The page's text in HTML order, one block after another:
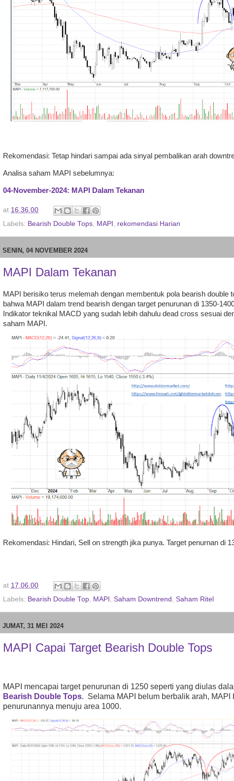
Rekomendasi: Tetap hindari sampai ada sinyal pembalikan arah
Analisa saham MAPI sebelumnya:
04-November-2024: MAPI Dalam Tekanan
at 16.36.00
Labels: Bearish Double Tops, MAPI , rekomendasi Harian
SENIN, 04 NOVEMBER 2024
MAPI Dalam Tekanan
MAPI berisiko terus melemah dengan membentuk pola bearish double
bahwa MAPI dalam trend bearish dengan target penurunan di 1350-
Indikator teknikal MACD yang sudah lebih dahulu dead cross sesuai
saham MAPI.
Rekomendasi: Hindari, Sell on strength jika punya. Target penurnan di
at 17.06.00
Labels: Bearish Double Top, MAPI , Saham Downtrend , Saham Ritel
JUMAT, 31 MEI 2024
MAPI Capai Target Bearish Double Tops
MAPI mencapai target penurunan di 1250 seperti yang diulas
Bearish Double Tops. Selama MAPI belum berbalik arah, MAPI
penurunannya menuju area 1000.